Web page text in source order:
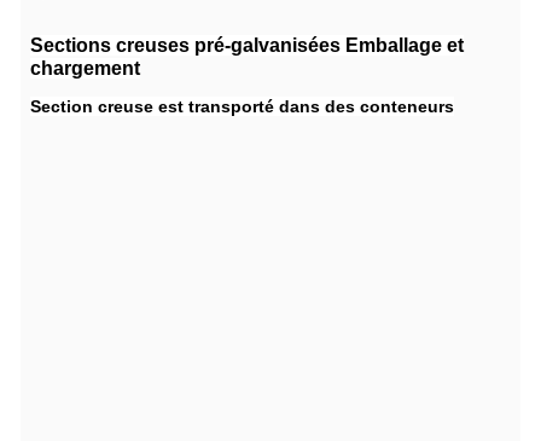
Sections creuses pré-galvanisées Emballage et
chargement
Section creuse est transporté dans des conteneurs